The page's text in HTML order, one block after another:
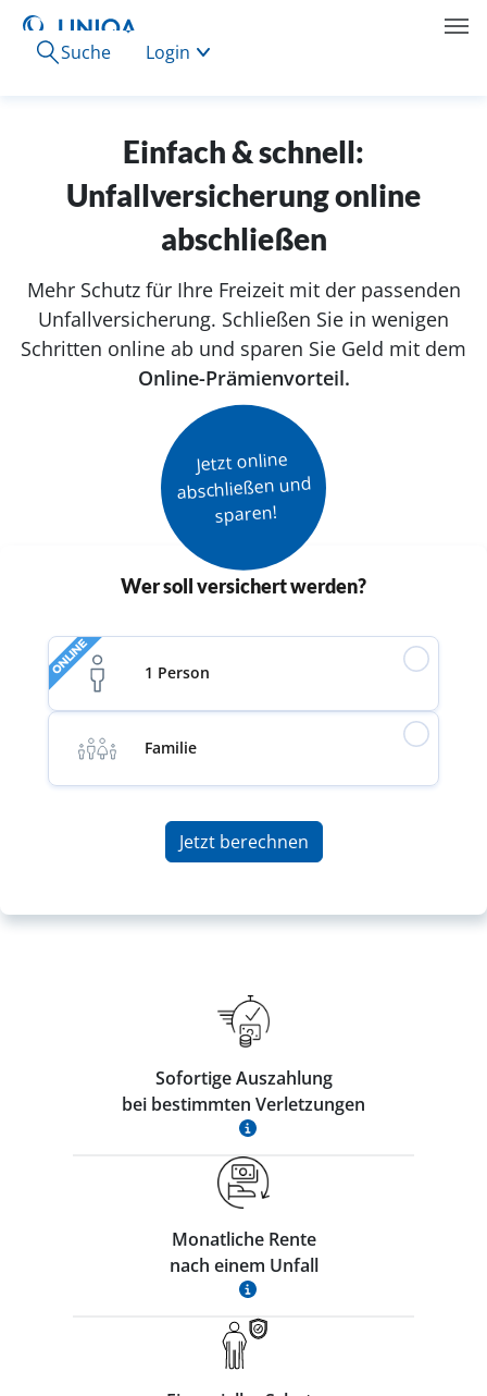
Suche Login
Einfach & schnell:
Unfallversicherung online
abschließen
Mehr Schutz für Ihre Freizeit mit der passenden
Unfallversicherung. Schließen Sie in wenigen
Schritten online ab und sparen Sie Geld mit dem
Online-Prämienvorteil.
Jetzt online
abschließen und
sparen!
Wer soll versichert werden?
ONLINE 1 Person
Familie
Jetzt berechnen
Sofortige Auszahlung
bei bestimmten Verletzungen
Monatliche Rente
nach einem Unfall